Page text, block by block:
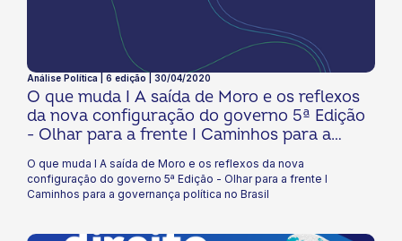
Análise Política | 6 edição | 30/04/2020
O que muda I A saída de Moro e os reflexos
da nova configuração do governo 5ª Edição
- Olhar para a frente I Caminhos para a
governança política no Brasil
O que muda I A saída de Moro e os reflexos da nova
configuração do governo 5ª Edição - Olhar para a frente I
Caminhos para a governança política no Brasil